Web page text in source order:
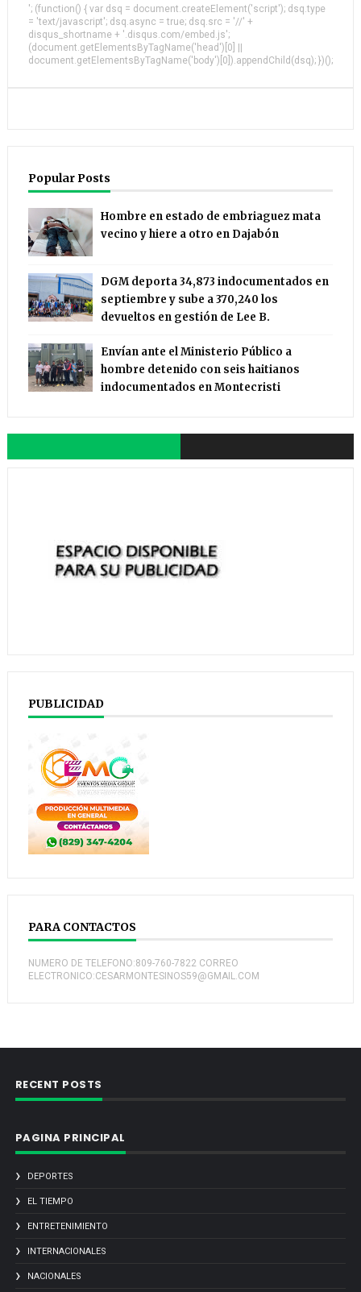
'; (function() { var dsq = document.createElement('script'); dsq.type
= 'text/javascript'; dsq.async = true; dsq.src = '//' +
disqus_shortname + '.disqus.com/embed.js';
(document.getElementsByTagName('head')[0] ||
document.getElementsByTagName('body')[0]).appendChild(dsq); })();
Popular Posts
Hombre en estado de embriaguez mata
vecino y hiere a otro en Dajabón
DGM deporta 34,873 indocumentados en
septiembre y sube a 370,240 los
devueltos en gestión de Lee B.
Envían ante el Ministerio Público a
hombre detenido con seis haitianos
indocumentados en Montecristi
PUBLICIDAD
PARA CONTACTOS
NUMERO DE TELEFONO:809-760-7822 CORREO
ELECTRONICO:CESARMONTESINOS59@GMAIL.COM
RECENT POSTS
PAGINA PRINCIPAL
DEPORTES
EL TIEMPO
ENTRETENIMIENTO
INTERNACIONALES
NACIONALES